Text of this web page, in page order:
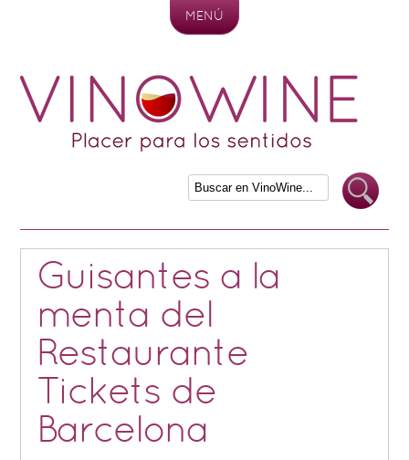
MENÚ
Guisantes a la
menta del
Restaurante
Tickets de
Barcelona